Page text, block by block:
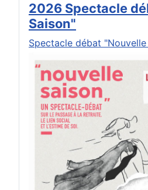
2026 Spectacle
Saison"
Spectacle débat "Nouvelle